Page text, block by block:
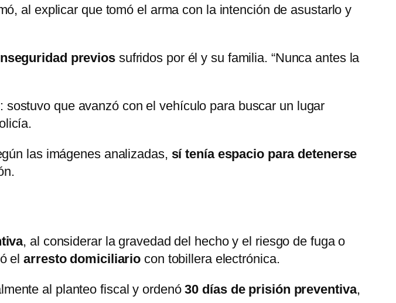
al explicar que tomó el arma con la intención de asustarlo y
previossufridos por él y su familia. “Nunca antes la
que avanzó con el vehículo para buscar un lugar
las imágenes analizadas, sí tenía espacio para detenerse
, al considerar la gravedad del hecho y el riesgo de fuga o
elarresto domiciliario con tobillera electrónica.
al planteo fiscal y ordenó30 días de prisión preventiva,